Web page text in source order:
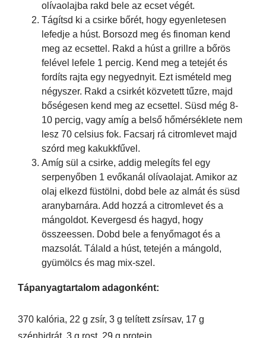
olívaolajba rakd bele az ecset végét.
Tágítsd ki a csirke bőrét, hogy egyenletesen
lefedje a húst. Borsozd meg és finoman kend
meg az ecsettel. Rakd a húst a grillre a bőrös
felével lefele 1 percig. Kend meg a tetejét és
fordíts rajta egy negyednyit. Ezt ismételd meg
négyszer. Rakd a csirkét közvetett tűzre, majd
bőségesen kend meg az ecsettel. Süsd még 8-
10 percig, vagy amíg a belső hőmérséklete nem
lesz 70 celsius fok. Facsarj rá citromlevet majd
szórd meg kakukkfűvel.
Amíg sül a csirke, addig melegíts fel egy
serpenyőben 1 evőkanál olívaolajat. Amikor az
olaj elkezd füstölni, dobd bele az almát és süsd
aranybarnára. Add hozzá a citromlevet és a
mángoldot. Kevergesd és hagyd, hogy
összeessen. Dobd bele a fenyőmagot és a
mazsolát. Tálald a húst, tetején a mángold,
gyümölcs és mag mix-szel.
Tápanyagtartalom adagonként:
370 kalória, 22 g zsír, 3 g telített zsírsav, 17 g
szénhidrát, 3 g rost, 29 g protein